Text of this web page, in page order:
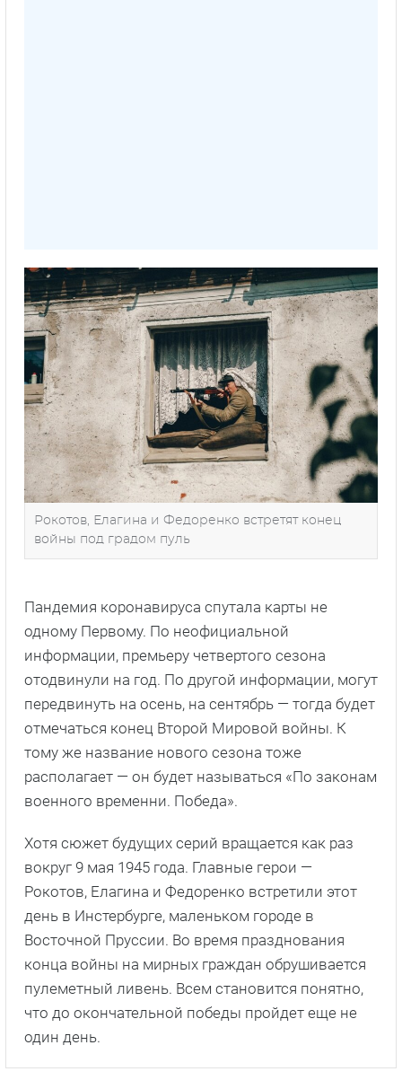
Рокотов, Елагина и Федоренко встретят конец
войны под градом пуль
Пандемия коронавируса спутала карты не
одному Первому. По неофициальной
информации, премьеру четвертого сезона
отодвинули на год. По другой информации, могут
передвинуть на осень, на сентябрь — тогда будет
отмечаться конец Второй Мировой войны. К
тому же название нового сезона тоже
располагает — он будет называться «По законам
военного временни. Победа».
Хотя сюжет будущих серий вращается как раз
вокруг 9 мая 1945 года. Главные герои —
Рокотов, Елагина и Федоренко встретили этот
день в Инстербурге, маленьком городе в
Восточной Пруссии. Во время празднования
конца войны на мирных граждан обрушивается
пулеметный ливень. Всем становится понятно,
что до окончательной победы пройдет еще не
один день.